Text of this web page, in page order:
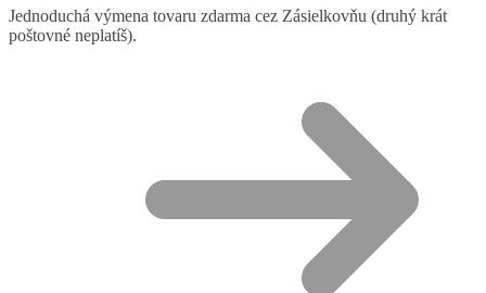
Jednoduchá výmena tovaru zdarma cez Zásielkovňu (druhý krát
poštovné neplatíš).